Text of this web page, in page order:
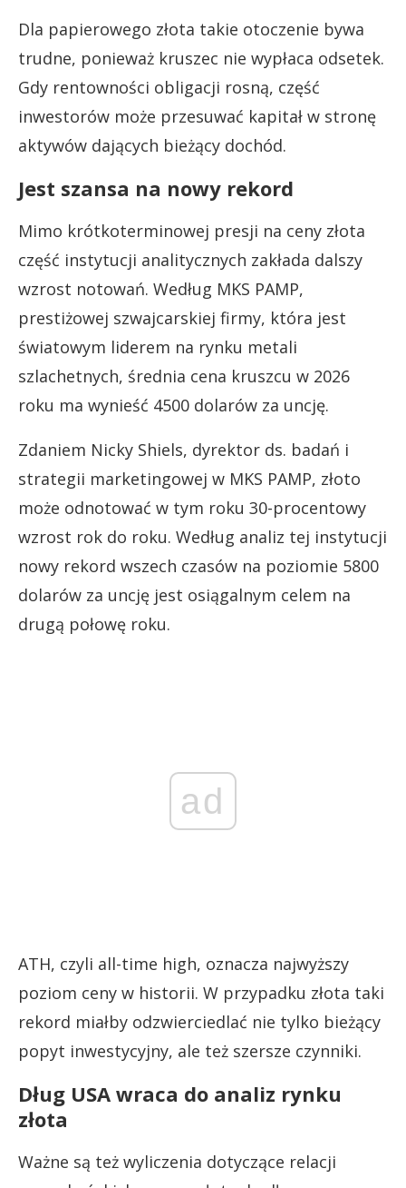
Dla papierowego złota takie otoczenie bywa
trudne, ponieważ kruszec nie wypłaca odsetek.
Gdy rentowności obligacji rosną, część
inwestorów może przesuwać kapitał w stronę
aktywów dających bieżący dochód.
Jest szansa na nowy rekord
Mimo krótkoterminowej presji na ceny złota
część instytucji analitycznych zakłada dalszy
wzrost notowań. Według MKS PAMP,
prestiżowej szwajcarskiej firmy, która jest
światowym liderem na rynku metali
szlachetnych, średnia cena kruszcu w 2026
roku ma wynieść 4500 dolarów za uncję.
Zdaniem Nicky Shiels, dyrektor ds. badań i
strategii marketingowej w MKS PAMP, złoto
może odnotować w tym roku 30-procentowy
wzrost rok do roku. Według analiz tej instytucji
nowy rekord wszech czasów na poziomie 5800
dolarów za uncję jest osiągalnym celem na
drugą połowę roku.
ad
ATH, czyli all-time high, oznacza najwyższy
poziom ceny w historii. W przypadku złota taki
rekord miałby odzwierciedlać nie tylko bieżący
popyt inwestycyjny, ale też szersze czynniki.
Dług USA wraca do analiz rynku
złota
Ważne są też wyliczenia dotyczące relacji